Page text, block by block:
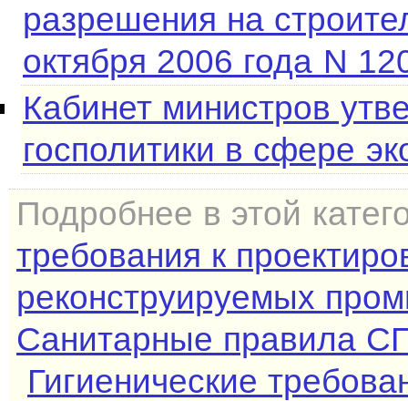
разрешения на
октября 2006 года N
Кабинет министров
госполитики в сфере
Подробнее в этой
требования к
реконструируемых
Санитарные правила
Гигиенические